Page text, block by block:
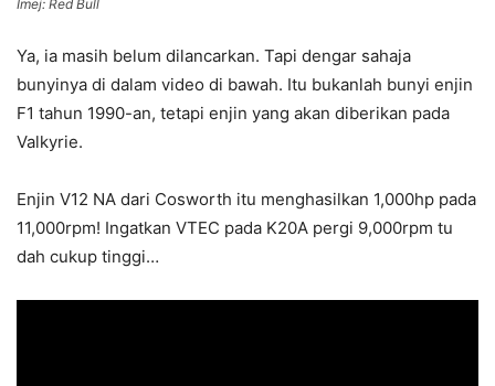
Imej: Red Bull
Ya, ia masih belum dilancarkan. Tapi dengar sahaja
bunyinya di dalam video di bawah. Itu bukanlah bunyi enjin
F1 tahun 1990-an, tetapi enjin yang akan diberikan pada
Valkyrie.
Enjin V12 NA dari Cosworth itu menghasilkan 1,000hp pada
11,000rpm! Ingatkan VTEC pada K20A pergi 9,000rpm tu
dah cukup tinggi…